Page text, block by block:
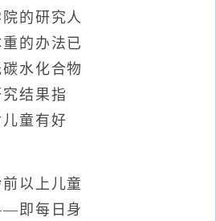
的研究人
的办法已
水化合物
结果指
童有好
以上儿童
即每日身